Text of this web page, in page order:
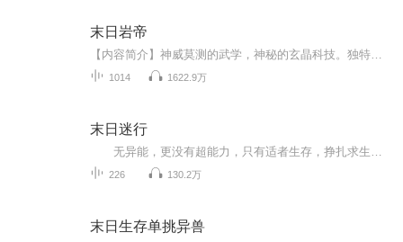
末日岩帝
1014 1622.9万
末日迷行
226 130.2万
末日生存单挑异兽